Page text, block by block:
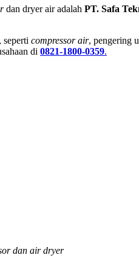
dan dryer air adalah PT. Safa
, seperti compressor air, pengering
di 0821-1800-0359.
dan air dryer